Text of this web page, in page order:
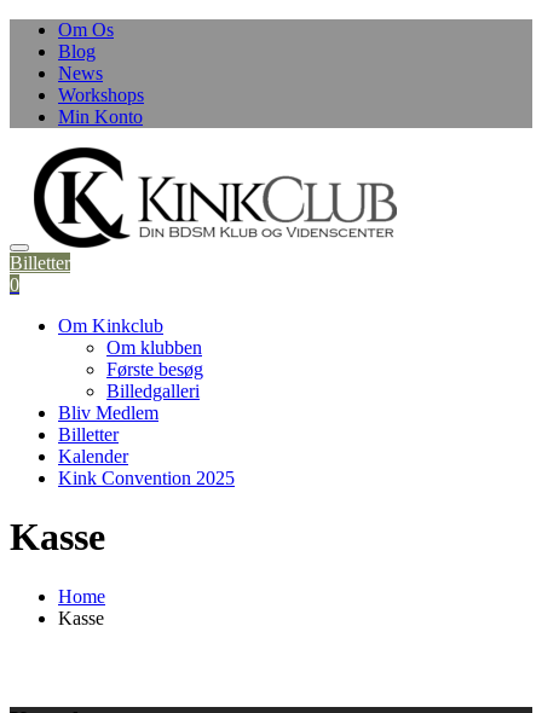
Om Os
Blog
News
Workshops
Min Konto
Billetter
0
Om Kinkclub
Om klubben
Første besøg
Billedgalleri
Bliv Medlem
Billetter
Kalender
Kink Convention 2025
Kasse
Home
Kasse